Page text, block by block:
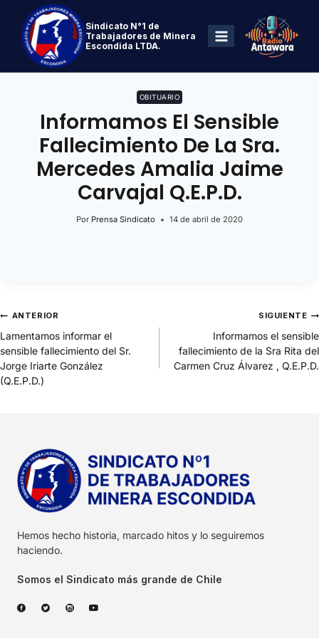
Sindicato N°1 de
Trabajadores de Minera
Escondida LTDA.
OBITUARIO
Informamos El Sensible
Fallecimiento De La Sra.
Mercedes Amalia Jaime
Carvajal Q.E.P.D.
Por Prensa Sindicato 14 de abril de 2020
ANTERIOR
Lamentamos informar el
sensible fallecimiento del Sr.
Jorge Iriarte González
(Q.E.P.D.)
SIGUIENTE
Informamos el sensible
fallecimiento de la Sra Rita del
Carmen Cruz Álvarez , Q.E.P.D.
Hemos hecho historia, marcado hitos y lo seguiremos
haciendo.
Somos el Sindicato más grande de Chile